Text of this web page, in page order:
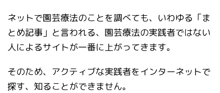
ネットで園芸療法のことを調べても、いわゆる「ま
とめ記事」と言われる、園芸療法の実践者ではない
人によるサイトが一番に上がってきます。
そのため、アクティブな実践者をインターネットで
探す、知ることができません。